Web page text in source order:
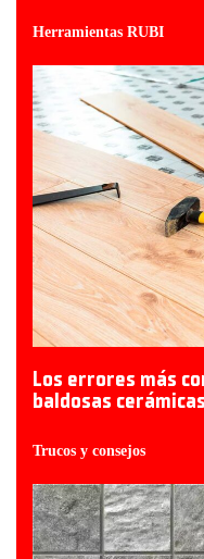
Herramientas RUBI
Los errores más
baldosas cerámicas
Trucos y consejos